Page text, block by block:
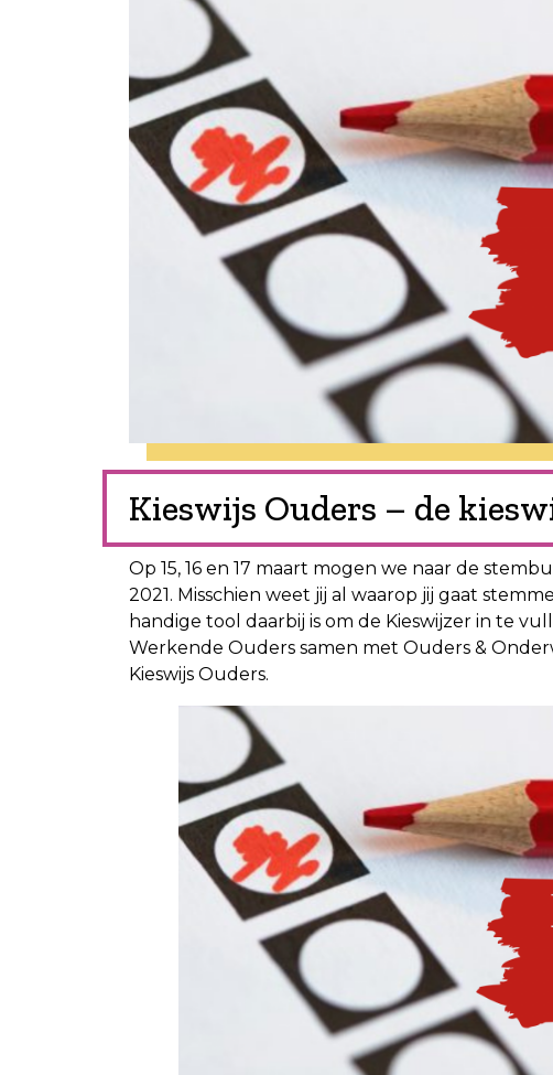
Kieswijs Ouders – de
Op 15, 16 en 17 maart mogen we naar de
2021. Misschien weet jij al waarop jij gaat
handige tool daarbij is om de Kieswijzer in te
Werkende Ouders samen met Ouders &
Kieswijs Ouders.